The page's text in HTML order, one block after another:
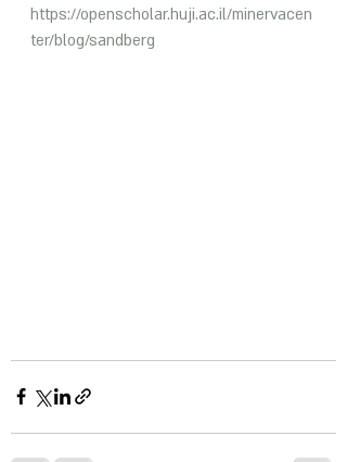
https://openscholar.huji.ac.il/minervacen
ter/blog/sandberg